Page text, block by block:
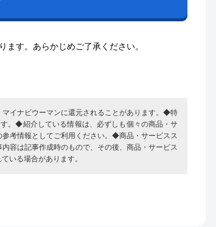
す。あらかじめご了承ください。
イナビウーマンに還元されることがあります。◆特
。◆紹介している情報は、必ずしも個々の商品・サ
考情報としてご利用ください。◆商品・サービスス
容は記事作成時のもので、その後、商品・サービス
いる場合があります。